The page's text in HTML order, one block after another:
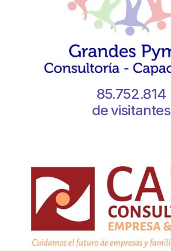
85.752.814
de visitantes